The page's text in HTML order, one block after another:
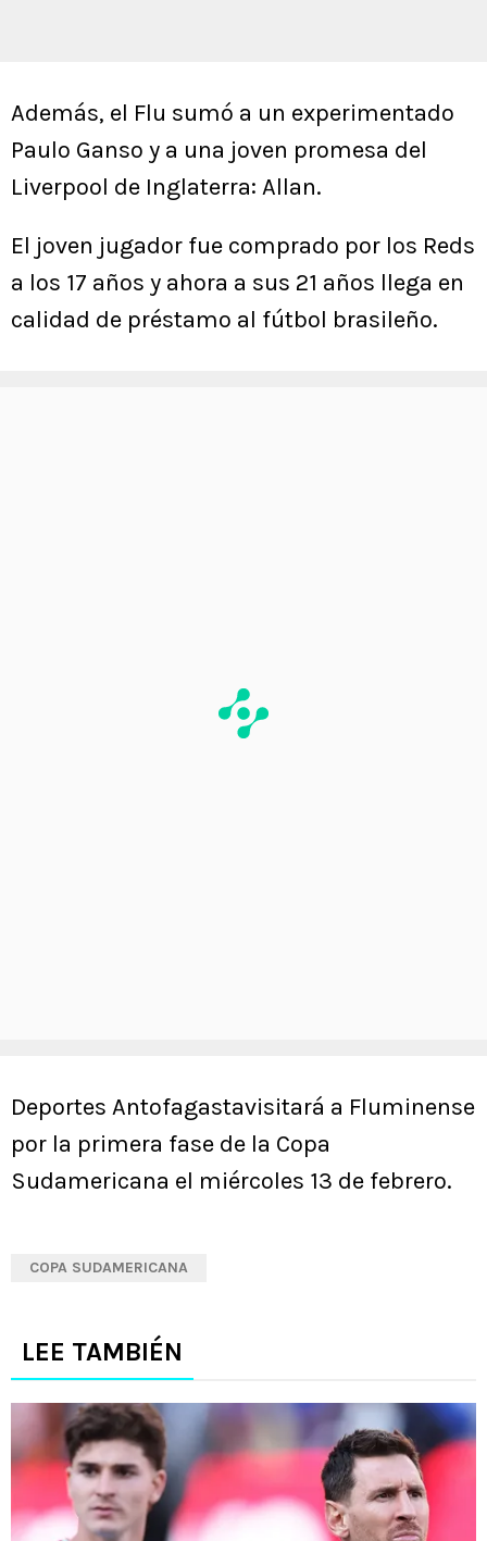
Además, el Flu sumó a un experimentado
Paulo Ganso y a una joven promesa del
Liverpool de Inglaterra: Allan.
El joven jugador fue comprado por los Reds
a los 17 años y ahora a sus 21 años llega en
calidad de préstamo al fútbol brasileño.
Deportes Antofagastavisitará a Fluminense
por la primera fase de la Copa
Sudamericana el miércoles 13 de febrero.
COPA SUDAMERICANA
LEE TAMBIÉN